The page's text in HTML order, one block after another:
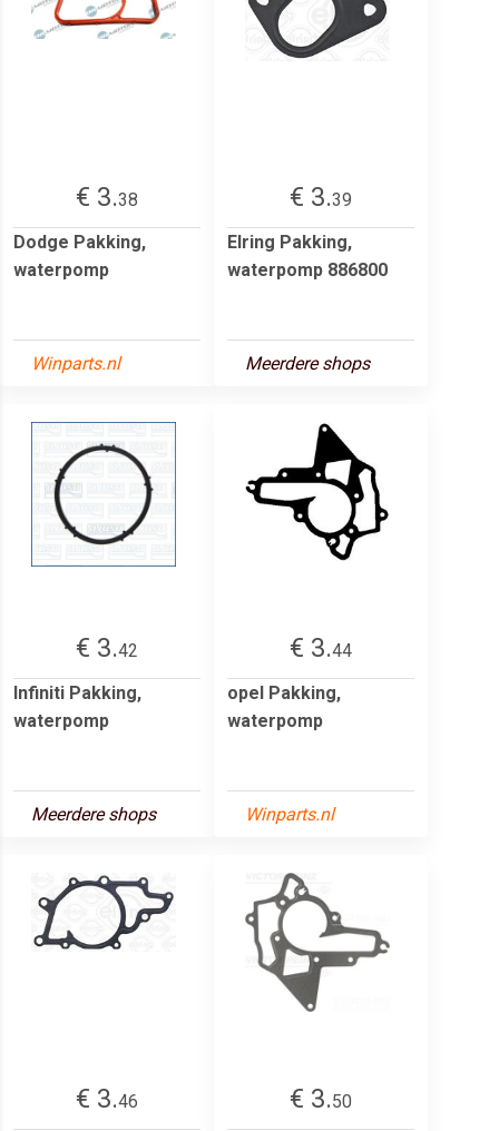
€ 3.38
Dodge Pakking,
waterpomp
Winparts.nl
€ 3.39
Elring Pakking,
waterpomp 886800
Meerdere shops
€ 3.42
Infiniti Pakking,
waterpomp
Meerdere shops
€ 3.44
opel Pakking,
waterpomp
Winparts.nl
€ 3.46
€ 3.50